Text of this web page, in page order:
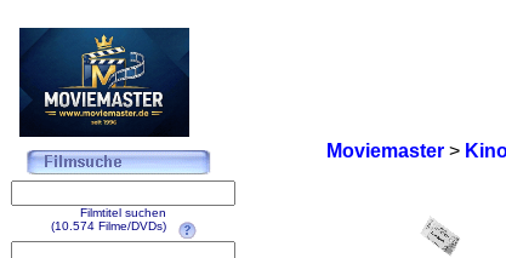
Moviemaster>
Filmtitel suchen
(10.574 Filme/DVDs)